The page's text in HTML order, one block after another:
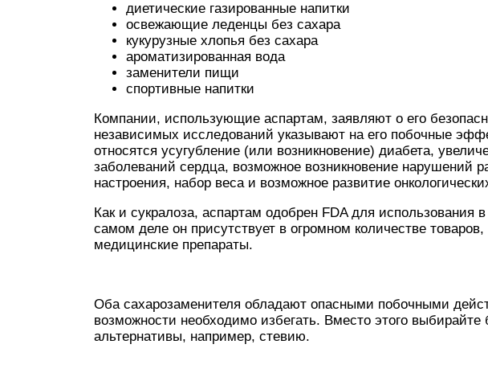
диетические газированные напитки
освежающие леденцы без сахара
кукурузные хлопья без сахара
ароматизированная вода
заменители пищи
спортивные напитки
Компании, использующие аспартам, заявляют о его
независимых исследований указывают на его побочные
относятся усугубление (или возникновение) диабета,
заболеваний сердца, возможное возникновение нарушений
настроения, набор веса и возможное развитие
Как и сукралоза, аспартам одобрен FDA для использования
самом деле он присутствует в огромном количестве
медицинские препараты.
Оба сахарозаменителя обладают опасными побочными
возможности необходимо избегать. Вместо этого
альтернативы, например, стевию.